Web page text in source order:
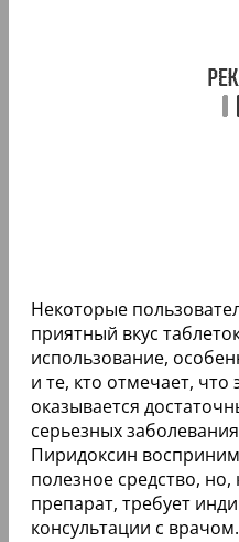
Некоторые
приятный вкус
использование,
и те, кто отмечает, что
оказывается
серьезных
Пиридоксин
полезное средство,
препарат, требует
консультации с врачом.